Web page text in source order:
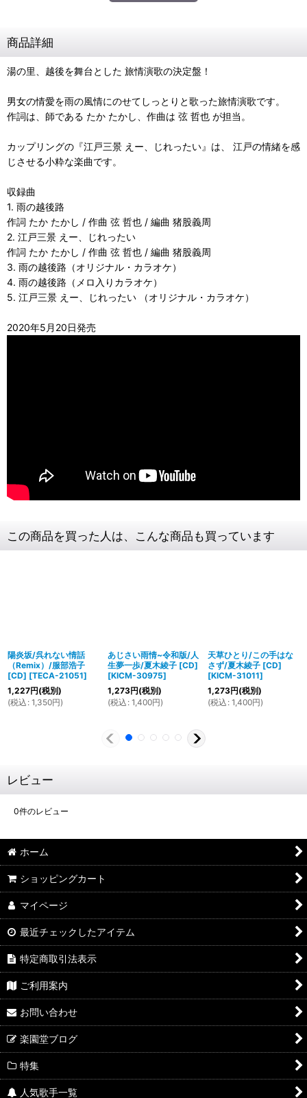
商品詳細
湯の里、越後を舞台とした 旅情演歌の決定盤！
男女の情愛を雨の風情にのせてしっとりと歌った旅情演歌です。
作詞は、師である たか たかし、作曲は 弦 哲也 が担当。
カップリングの『江戸三景 えー、じれったい』は、 江戸の情緒を感
じさせる小粋な楽曲です。
収録曲
1. 雨の越後路
作詞 たか たかし / 作曲 弦 哲也 / 編曲 猪股義周
2. 江戸三景 えー、じれったい
作詞 たか たかし / 作曲 弦 哲也 / 編曲 猪股義周
3. 雨の越後路（オリジナル・カラオケ）
4. 雨の越後路（メロ入りカラオケ）
5. 江戸三景 えー、じれったい （オリジナル・カラオケ）
2020年5月20日発売
この商品を買った人は、こんな商品も買っています
陽炎坂/呉れない情話
（Remix）/服部浩子
[CD] [TECA-21051]
1,227円(税別)
(税込 : 1,350円)
あじさい雨情~令和版/人
生夢一歩/夏木綾子 [CD]
[KICM-30975]
1,273円(税別)
(税込 : 1,400円)
天草ひとり/この手はな
さず/夏木綾子 [CD]
[KICM-31011]
1,273円(税別)
(税込 : 1,400円)
レビュー
0件のレビュー
ホーム
ショッピングカート
マイページ
最近チェックしたアイテム
特定商取引法表示
ご利用案内
お問い合わせ
楽園堂ブログ
特集
人気歌手一覧